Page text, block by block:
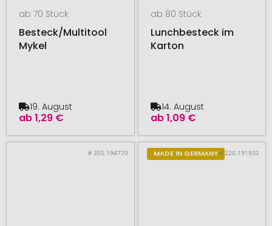
ab 70 Stück
Besteck/Multitool
Mykel
ab1,29 €
19. August
ab 80 Stück
Lunchbesteck im
Karton
ab1,09 €
14. August
# 355.194770 MADE IN GERMANY# 220.191932